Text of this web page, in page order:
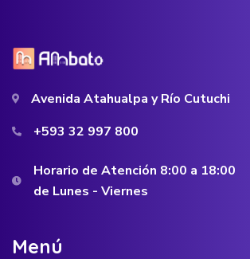
Avenida Atahualpa y Río Cutuchi
+593 32 997 800
Horario de Atención 8:00 a 18:00
de Lunes - Viernes
Menú